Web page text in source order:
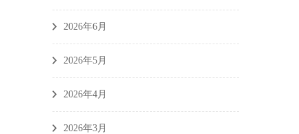
2026年6月
2026年5月
2026年4月
2026年3月